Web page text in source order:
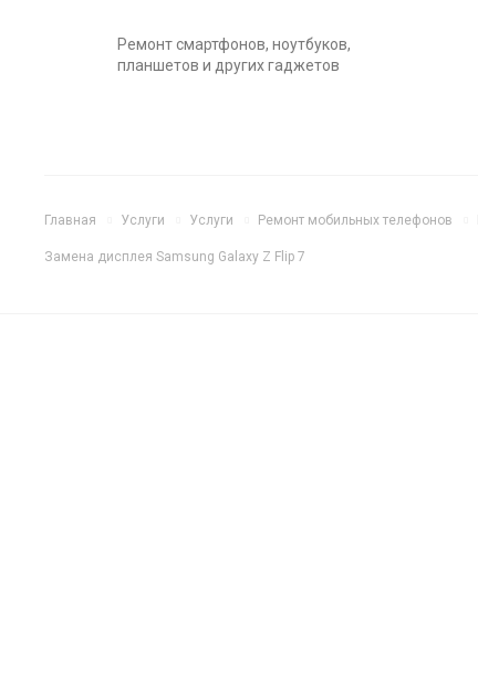
Ремонт смартфонов, ноутбуков,
планшетов и других гаджетов
Главная Услуги Услуги Ремонт мобильных телефонов
Замена дисплея Samsung Galaxy Z Flip 7